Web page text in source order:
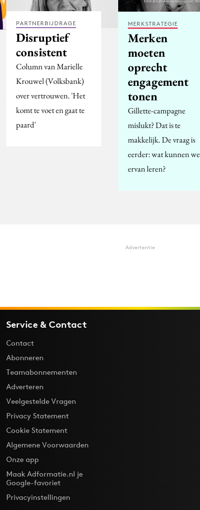
PARTNERBIJDRAGE
Disruptief
consistent
Column van Marielle
Krouwel (Volksbank)
over vertrouwen. 'Het
komt te voet en gaat te
paard'
MERKSTRATEGIE
Merken
moeten
oprecht
engagement
tonen
Gillette-campagne
mislukt? Dat is te
makkelijk. De vraag is
eerder: wat kunnen we
ervan leren?
Advertentie
Service & Contact
Contact
Abonneren
Teamabonnementen
Adverteren
Veelgestelde Vragen
Privacy Statement
Cookie Statement
Algemene Voorwaarden
Onze app
Maak Adformatie.nl je
Google-favoriet
Privacyinstellingen